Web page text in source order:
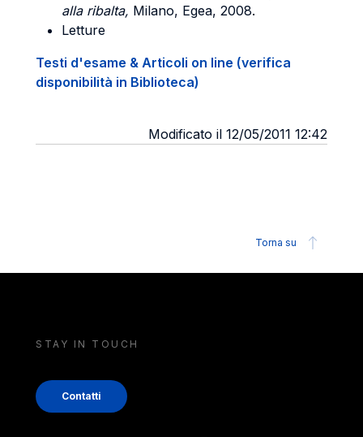
alla ribalta, Milano, Egea, 2008.
Letture
Testi d'esame & Articoli on line (verifica
disponibilità in Biblioteca)
Modificato il 12/05/2011 12:42
Torna su
STAY IN TOUCH
Contatti